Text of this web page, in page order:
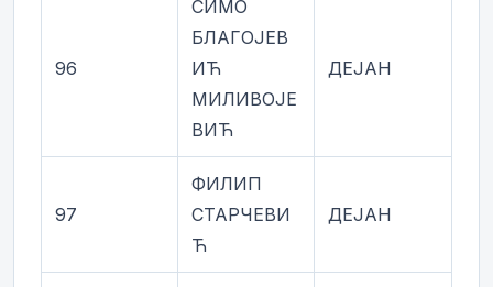
96
СИМО
БЛАГОЈЕВ
ИЋ
МИЛИВОЈЕ
ВИЋ
ДЕЈАН
97
ФИЛИП
СТАРЧЕВИ
Ћ
ДЕЈАН